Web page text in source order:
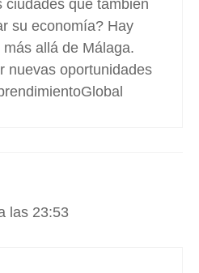
ciudades que también
su economía? Hay
allá de Málaga.
nuevas oportunidades
las 23:53